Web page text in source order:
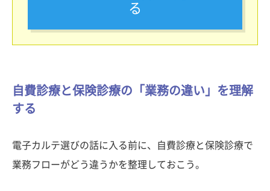
る
自費診療と保険診療の「業務の違い」を理解
する
電子カルテ選びの話に入る前に、自費診療と保険診療で
業務フローがどう違うかを整理しておこう。